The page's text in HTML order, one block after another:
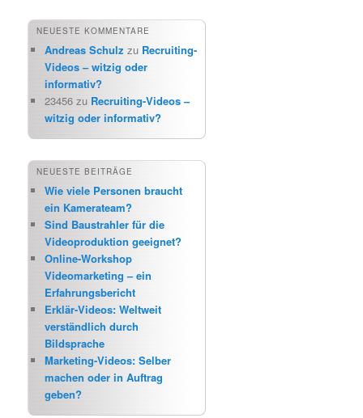
NEUESTE KOMMENTARE
Andreas Schulz zu Recruiting-
Videos – witzig oder
informativ?
23456 zu Recruiting-Videos –
witzig oder informativ?
NEUESTE BEITRÄGE
Wie viele Personen braucht
ein Kamerateam?
Sind Baustrahler für die
Videoproduktion geeignet?
Online-Workshop
Videomarketing – ein
Erfahrungsbericht
Erklär-Videos: Weltweit
verständlich durch
Bildsprache
Marketing-Videos: Selber
machen oder in Auftrag
geben?